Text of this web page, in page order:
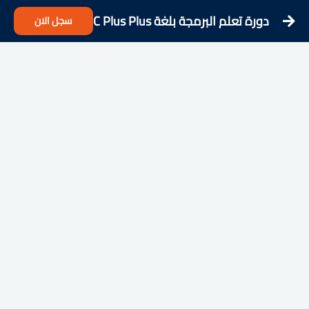
دورة تعلم البرمجة بلغة C Plus Plus سجل الان